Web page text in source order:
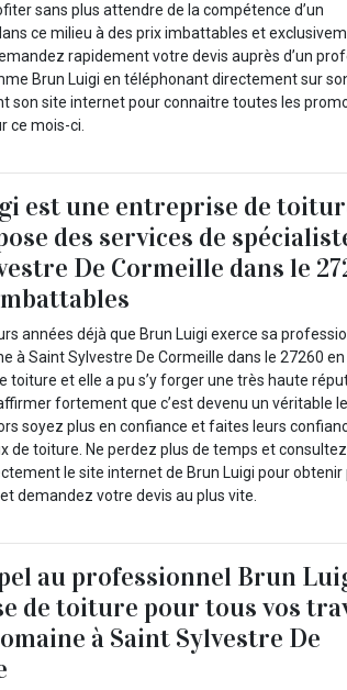
sans plus attendre de la compétence d’un
ce milieu à des prix imbattables et
rapidement votre devis auprès d’un
Brun Luigi en téléphonant directement sur
son site internet pour connaitre toutes les
ce mois-ci.
est une entreprise de
des services de
De Cormeille dans le
années déjà que Brun Luigi exerce sa
à Saint Sylvestre De Cormeille dans le 27260
toiture et elle a pu s’y forger une très haute
fortement que c’est devenu un véritable
soyez plus en confiance et faites leurs
de toiture. Ne perdez plus de temps et
le site internet de Brun Luigi pour obtenir
demandez votre devis au plus vite.
au professionnel Brun
de toiture pour tous vos
à Saint Sylvestre De